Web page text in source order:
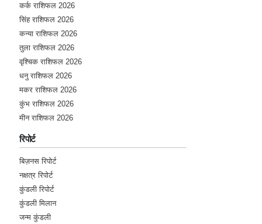
कर्क राशिफल 2026
सिंह राशिफल 2026
कन्या राशिफल 2026
तुला राशिफल 2026
वृश्चिक राशिफल 2026
धनु राशिफल 2026
मकर राशिफल 2026
कुंभ राशिफल 2026
मीन राशिफल 2026
रिपोर्ट
बिज़नस रिपोर्ट
नक्षत्र रिपोर्ट
कुंडली रिपोर्ट
कुंडली मिलान
जन्म कुंडली